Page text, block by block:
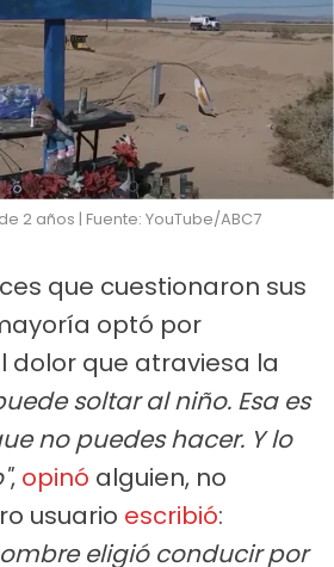
2 años | Fuente: YouTube/ABC7
que cuestionaron sus
optó por
dolor que atraviesa la
soltar al niño. Esa es
no puedes hacer. Y lo
, opinó alguien, no
usuario escribió:
eligió conducir por